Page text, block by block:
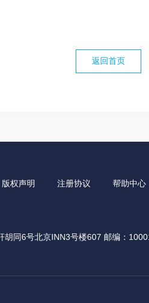
返回首页
版权声明 注册协议 帮助中心
胡同6号北京INN3号楼607 邮编：